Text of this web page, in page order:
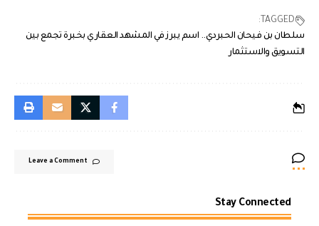
TAGGED:
سلطان بن فيحان الحبردي.. اسم يبرز في المشهد العقاري بخبرة تجمع بين
التسويق والاستثمار
Leave a Comment
Stay Connected